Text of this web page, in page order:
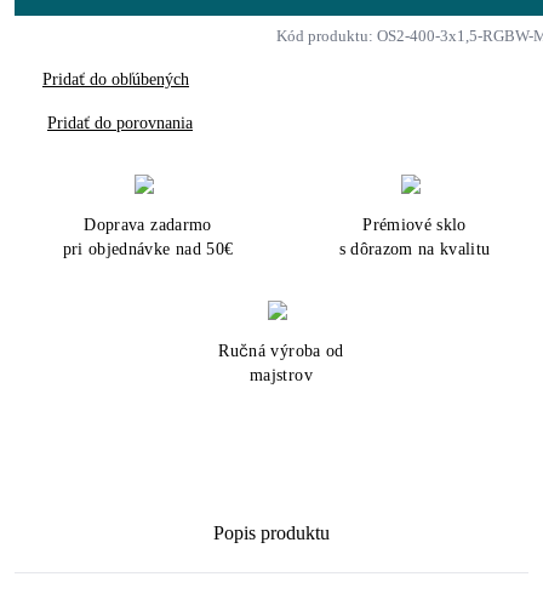
Kód produktu: OS2-400-3x1,5-RGBW-
Pridať do obľúbených
Pridať do porovnania
Doprava zadarmo
pri objednávke nad 50€
Prémiové sklo
s dôrazom na kvalitu
Ručná výroba od
majstrov
Popis produktu